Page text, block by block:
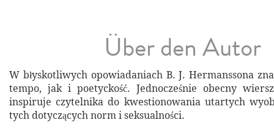
Über den Autor
W błyskotliwych opowiadaniach B. J. Hermanssona
tempo, jak i poetyckość. Jednocześnie obecny
inspiruje czytelnika do kwestionowania utartych
tych dotyczących norm i seksualności.